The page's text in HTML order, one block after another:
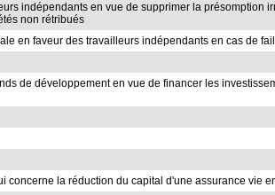
indépendants en vue de supprimer la présomption
non rétribués
en faveur des travailleurs indépendants en cas de
de développement en vue de financer les
la réduction du capital d'une assurance vie